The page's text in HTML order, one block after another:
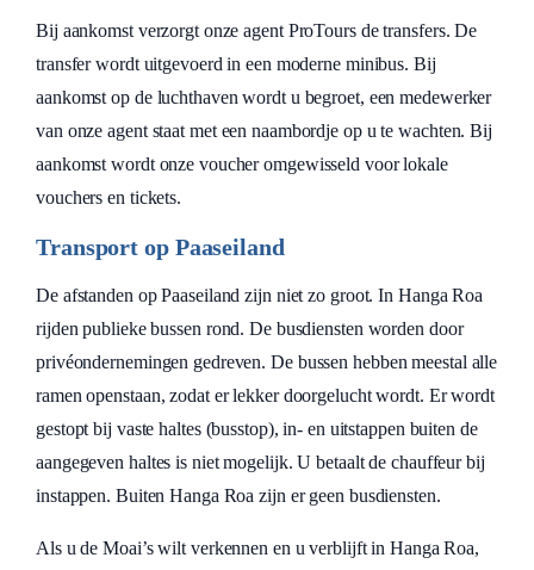
Bij aankomst verzorgt onze agent ProTours de transfers. De
transfer wordt uitgevoerd in een moderne minibus. Bij
aankomst op de luchthaven wordt u begroet, een medewerker
van onze agent staat met een naambordje op u te wachten. Bij
aankomst wordt onze voucher omgewisseld voor lokale
vouchers en tickets.
Transport op Paaseiland
De afstanden op Paaseiland zijn niet zo groot. In Hanga Roa
rijden publieke bussen rond. De busdiensten worden door
privéondernemingen gedreven. De bussen hebben meestal alle
ramen openstaan, zodat er lekker doorgelucht wordt. Er wordt
gestopt bij vaste haltes (busstop), in- en uitstappen buiten de
aangegeven haltes is niet mogelijk. U betaalt de chauffeur bij
instappen. Buiten Hanga Roa zijn er geen busdiensten.
Als u de Moai’s wilt verkennen en u verblijft in Hanga Roa,